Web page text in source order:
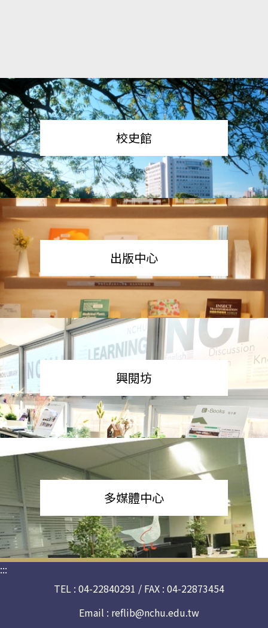
校史館
出版中心
興閱坊
多媒體中心
:::
TEL : 04-22840291 / FAX : 04-22873454
Email : reflib@nchu.edu.tw